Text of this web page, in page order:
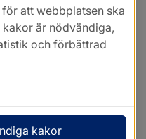
att webbplatsen ska
är nödvändiga,
och förbättrad
kakor